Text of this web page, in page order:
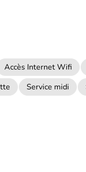
Accès Internet Wifi
Service midi